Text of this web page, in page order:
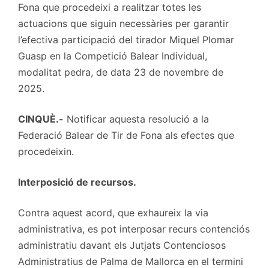
Fona que procedeixi a realitzar totes les
actuacions que siguin necessàries per garantir
l’efectiva participació del tirador Miquel Plomar
Guasp en la Competició Balear Individual,
modalitat pedra, de data 23 de novembre de
2025.
CINQUÈ.- Notificar aquesta resolució a la
Federació Balear de Tir de Fona als efectes que
procedeixin.
Interposició de recursos.
Contra aquest acord, que exhaureix la via
administrativa, es pot interposar recurs contenciós
administratiu davant els Jutjats Contenciosos
Administratius de Palma de Mallorca en el termini